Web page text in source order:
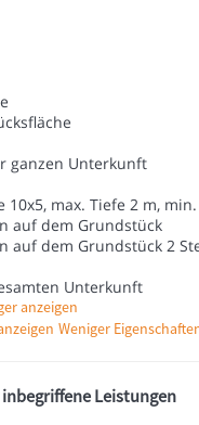
ganzen Unterkunft
10x5, max. Tiefe 2 m,
auf dem Grundstück
auf dem Grundstück 2
Unterkunft
anzeigen
Weniger
Leistungen